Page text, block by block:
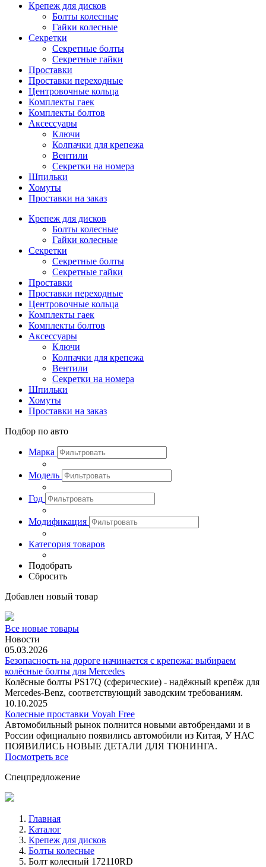
Крепеж для дисков
Болты колесные
Гайки колесные
Секретки
Секретные болты
Секретные гайки
Проставки
Проставки переходные
Центровочные кольца
Комплекты гаек
Комплекты болтов
Аксессуары
Ключи
Колпачки для крепежа
Вентили
Секретки на номера
Шпильки
Хомуты
Проставки на заказ
Крепеж для дисков
Болты колесные
Гайки колесные
Секретки
Секретные болты
Секретные гайки
Проставки
Проставки переходные
Центровочные кольца
Комплекты гаек
Комплекты болтов
Аксессуары
Ключи
Колпачки для крепежа
Вентили
Секретки на номера
Шпильки
Хомуты
Проставки на заказ
Подбор по авто
Марка
Модель
Год
Модификация
Категория товаров
Подобрать
Сбросить
Добавлен новый товар
Все новые товары
Новости
05.03.2026
Безопасность на дороге начинается с крепежа: выбираем
колёсные болты для Mercedes
Колёсные болты PS17Q (сферические) - надёжный крепёж для
Mercedes‑Benz, соответствующий заводским требованиям.
10.10.2025
Колесные проставки Voyah Free
Автомобильный рынок полнится новыми автобрендами и в
России официально появились автомобили из Китая, У НАС
ПОЯВИЛИСЬ НОВЫЕ ДЕТАЛИ ДЛЯ ТЮНИНГА.
Посмотреть все
Спецпредложение
Главная
Каталог
Крепеж для дисков
Болты колесные
Болт колесный 172110RD